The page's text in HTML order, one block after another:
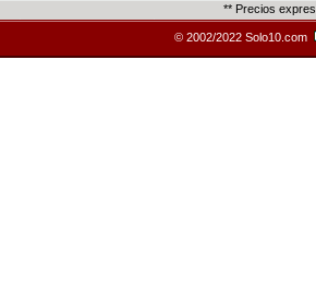
** Precios
© 2002/2022 Solo10.com